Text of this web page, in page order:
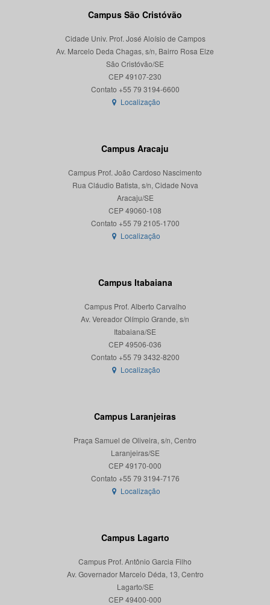
Campus São Cristóvão
Cidade Univ. Prof. José Aloísio de Campos
Av. Marcelo Deda Chagas, s/n, Bairro Rosa Elze
São Cristóvão/SE
CEP 49107-230
Localização
Campus Aracaju
Campus Prof. João Cardoso Nascimento
Rua Cláudio Batista, s/n, Cidade Nova
Aracaju/SE
CEP 49060-108
Localização
Campus Itabaiana
Campus Prof. Alberto Carvalho
Av. Vereador Olímpio Grande, s/n
Itabaiana/SE
CEP 49506-036
Localização
Campus Laranjeiras
Praça Samuel de Oliveira, s/n, Centro
Laranjeiras/SE
CEP 49170-000
Localização
Campus Lagarto
Campus Prof. Antônio Garcia Filho
Av. Governador Marcelo Déda, 13, Centro
Lagarto/SE
CEP 49400-000